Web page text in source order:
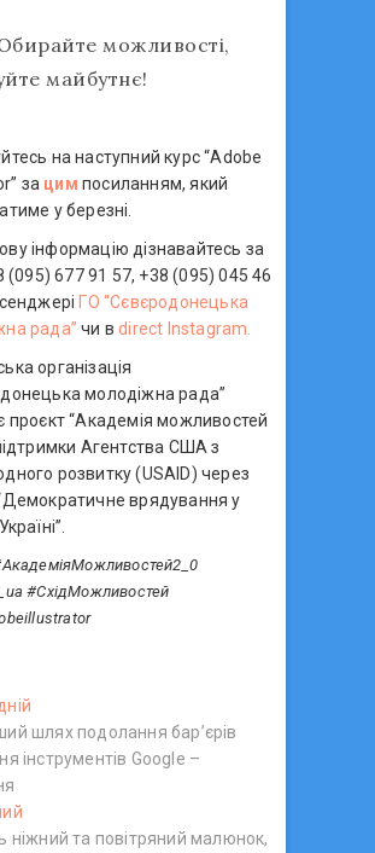
можливості,
майбутнє!
на наступний курс “Adobe
за цимпосиланням, який
у березні.
інформацію дізнавайтесь за
(095) 677 91 57, +38 (095) 045 46
ГО “Сєвєродонецька
рада”чи вdirect Instagram.
організація
молодіжна рада”
проєкт “Академія можливостей
Агентства США з
розвитку (USAID) через
врядування у
#СхідМожливостей
о
п
е
шлях подолання бар’єрів
інструментів Google –
а
ніжний та повітряний малюнок,